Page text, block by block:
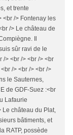
et trente
<br /> Fontenay les
/> Le château de
Il
sûr ravi de le
/> <br /> <br /> <br
/> <br /> <br />
le Sauternes,
de GDF-Suez :<br
Lafaurie
Le château du Plat,
bâtiments, et
RATP, possède